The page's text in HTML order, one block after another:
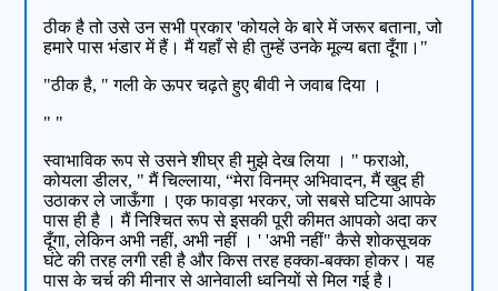
ठीक है तो उसे उन सभी प्रकार 'कोयले के बारे में जरूर बताना, जो
हमारे पास भंडार में हैं। मैं यहाँ से ही तुम्हें उनके मूल्य बता दूँगा।"
"ठीक है, " गली के ऊपर चढ़ते हुए बीवी ने जवाब दिया ।
" "
स्वाभाविक रूप से उसने शीघ्र ही मुझे देख लिया । " फराओ,
कोयला डीलर, " मैं चिल्लाया, “मेरा विनम्र अभिवादन, मैं खुद ही
उठाकर ले जाऊँगा । एक फावड़ा भरकर, जो सबसे घटिया आपके
पास ही है । मैं निश्चित रूप से इसकी पूरी कीमत आपको अदा कर
दूँगा, लेकिन अभी नहीं, अभी नहीं । ' 'अभी नहीं" कैसे शोकसूचक
घंटे की तरह लगी रही है और किस तरह हक्का-बक्का होकर। यह
पास के चर्च की मीनार से आनेवाली ध्वनियों से मिल गई है।